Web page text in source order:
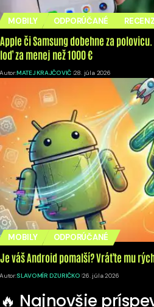
MOBILY ODPORÚČANÉ
Apple či Samsung dobehne za
loď za menej než 1000 €
Autor:MATEJ KRAJČOVIČ 28. júla 2026
MOBILY ODPORÚČANÉ
Je váš Android pomalší? Vráťte mu
Autor:SLAVOMÍR DZURIČKO 26. júla 2026
🔥 Najnovšie